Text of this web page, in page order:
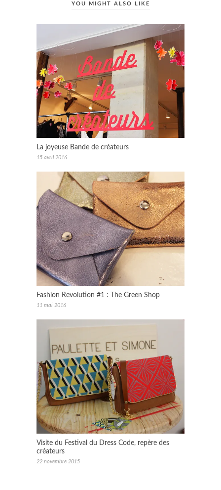
YOU MIGHT ALSO LIKE
La joyeuse Bande de créateurs
15 avril 2016
Fashion Revolution #1 : The Green Shop
11 mai 2016
Visite du Festival du Dress Code, repère des
créateurs
22 novembre 2015